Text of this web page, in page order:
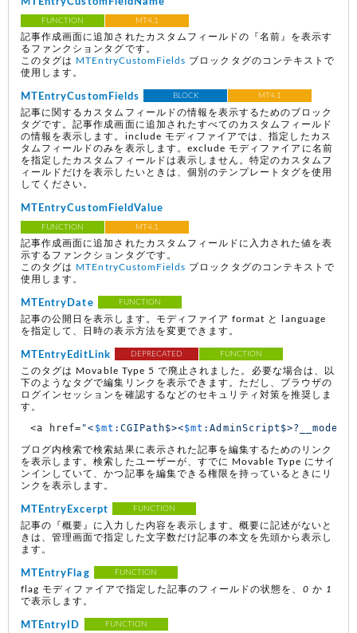
MTEntryCustomFieldName
FUNCTION MT4.1
記事作成画面に追加されたカスタムフィールドの『名前』を表示す
るファンクションタグです。
このタグは
MTEntryCustomFields ブロックタグのコンテキストで
使用します。
MTEntryCustomFields BLOCK MT4.1
記事に関するカスタムフィールドの情報を表示するためのブロック
タグです。記事作成画面に追加されたすべてのカスタムフィールド
の情報を表示します。include モディファイアでは、指定したカス
タムフィールドのみを表示します。exclude モディファイアに名前
を指定したカスタムフィールドは表示しません。特定のカスタムフ
ィールドだけを表示したいときは、個別のテンプレートタグを使用
してください。
MTEntryCustomFieldValue
FUNCTION MT4.1
記事作成画面に追加されたカスタムフィールドに入力された値を表
示するファンクションタグです。
このタグは
MTEntryCustomFields ブロックタグのコンテキストで
使用します。
MTEntryDate FUNCTION
記事の公開日を表示します。モディファイア format と language
を指定して、日時の表示方法を変更できます。
MTEntryEditLink DEPRECATED FUNCTION
このタグは Movable Type 5 で廃止されました。必要な場合は、以
下のようなタグで編集リンクを表示できます。ただし、ブラウザの
ログインセッションを確認するなどのセキュリティ対策を推奨しま
す。
<a href= "< $mt :CGIPath$><$mt
ブログ内検索で検索結果に表示された記事を編集するためのリンク
を表示します。検索したユーザーが、すでに Movable Type にサイ
ンインしていて、かつ記事を編集できる権限を持っているときにリ
ンクを表示します。
MTEntryExcerpt FUNCTION
記事の『概要』に入力した内容を表示します。概要に記述がないと
きは、管理画面で指定した文字数だけ記事の本文を先頭から表示し
ます。
MTEntryFlag FUNCTION
flag モディファイアで指定した記事のフィールドの状態を、 0 か 1
で表示します。
MTEntryID FUNCTION